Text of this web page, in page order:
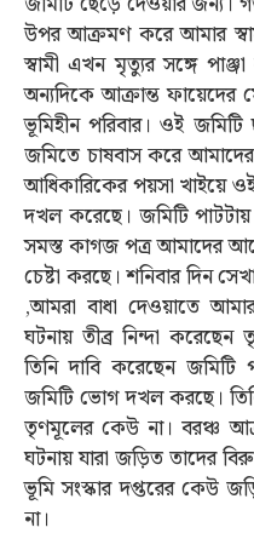
উপর আক্রমণ করে আমার
স্বামী এখন মৃত্যুর সঙ্গে
অন্যদিকে আক্রান্ত ফায়েদের
ভূমিহীন পরিবার। ওই
জমিতে চাষবাস করে
আধিকারিকের পয়সা খাইয়ে
দখল করেছে। জমিটি
সমস্ত কাগজ পত্র আমাদের
চেষ্টা করছে। শনিবার দিন
,আমরা বাধা দেওয়াতে
ঘটনায় তীব্র নিন্দা
তিনি দাবি করেছেন জমিটি
জমিটি ভোগ দখল করছে।
তৃণমূলের কেউ না। বরঞ্চ
ঘটনায় যারা জড়িত তাদের
ভূমি সংস্কার দপ্তরের কেউ
না।